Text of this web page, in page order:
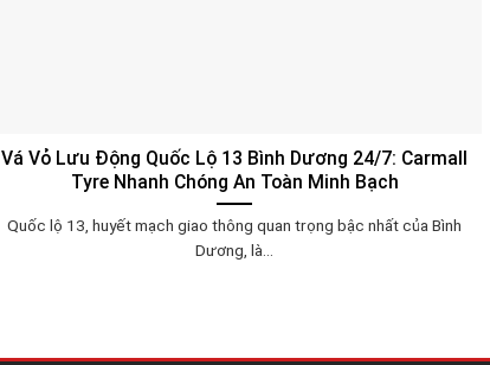
Vá Vỏ Lưu Động Quốc Lộ 13 Bình Dương 24/7: Carmall
Tyre Nhanh Chóng An Toàn Minh Bạch
Quốc lộ 13, huyết mạch giao thông quan trọng bậc nhất của Bình
Dương, là...